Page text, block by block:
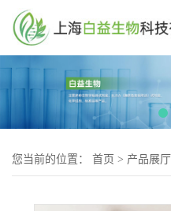
您当前的位置： 首页 > 产品展厅